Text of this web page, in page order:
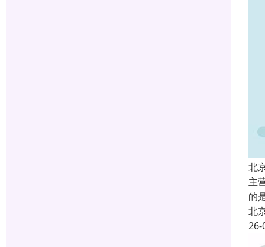
北
主
的
北
26-